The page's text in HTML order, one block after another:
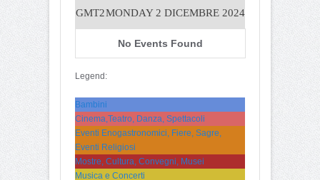
GMT2MONDAY 2 DICEMBRE 2024
No Events Found
Legend:
Bambini
Cinema,Teatro, Danza, Spettacoli
Eventi Enogastronomici, Fiere, Sagre,
Eventi Religiosi
Mostre, Cultura, Convegni, Musei
Musica e Concerti